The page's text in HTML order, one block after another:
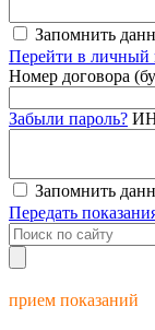
Запомнить
Перейти в личный
Номер договора
Забыли пароль?
Запомнить
Передать
прием показаний